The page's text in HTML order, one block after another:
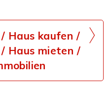
Haus kaufen /
Haus mieten /